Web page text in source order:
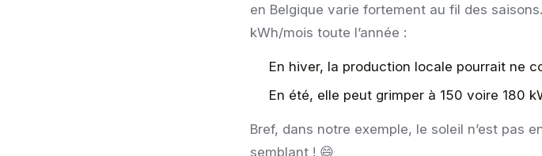
en Belgique varie fortement au fil des
kWh/mois toute l’année :
En hiver, la production locale pourrait ne
En été, elle peut grimper à 150 voire 180
Bref, dans notre exemple, le soleil n’est pas
semblant ! 😄